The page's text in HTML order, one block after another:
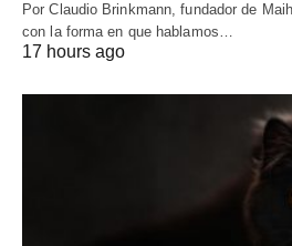
Por Claudio Brinkmann, fundador de
con la forma en que hablamos…
17 hours ago